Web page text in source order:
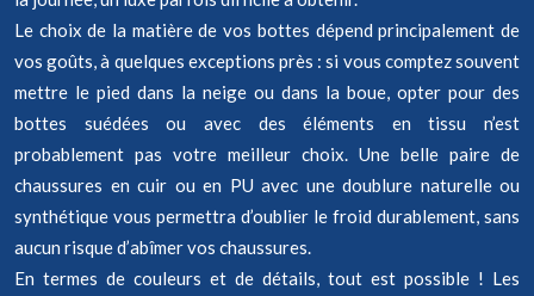
Le choix de la matière de vos bottes dépend principalement de
vos goûts, à quelques exceptions près : si vous comptez souvent
mettre le pied dans la neige ou dans la boue, opter pour des
bottes suédées ou avec des éléments en tissu n’est
probablement pas votre meilleur choix. Une belle paire de
chaussures en cuir ou en PU avec une doublure naturelle ou
synthétique vous permettra d’oublier le froid durablement, sans
aucun risque d’abîmer vos chaussures.
En termes de couleurs et de détails, tout est possible ! Les